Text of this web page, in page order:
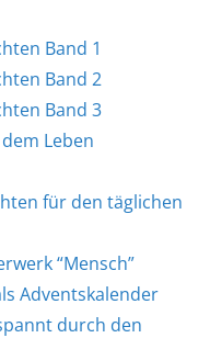
Band 1
Band 2
Band 3
Leben
für den täglichen
“Mensch”
Adventskalender
durch den